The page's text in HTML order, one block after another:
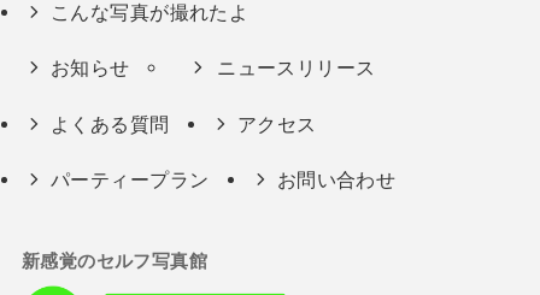
こんな写真が撮れたよ
お知らせ ニュースリリース
よくある質問 アクセス
パーティープラン お問い合わせ
新感覚のセルフ写真館